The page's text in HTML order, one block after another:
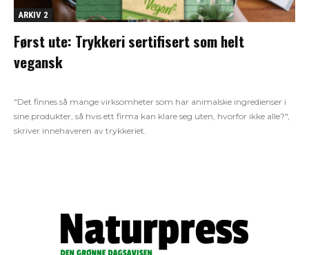
ARKIV 2
Først ute: Trykkeri sertifisert som helt
vegansk
"Det finnes så mange virksomheter som har animalske ingredienser i
sine produkter, så hvis ett firma kan klare seg uten, hvorfor ikke alle?",
skriver innehaveren av trykkeriet.